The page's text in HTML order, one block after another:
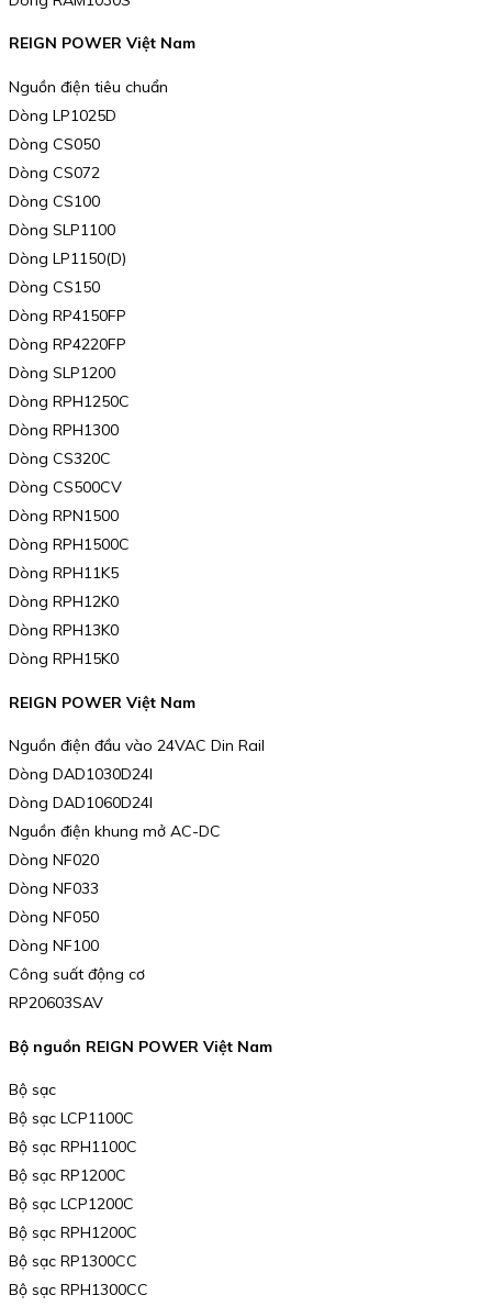
REIGN POWER Việt Nam
Nguồn điện tiêu chuẩn
Dòng LP1025D
Dòng CS050
Dòng CS072
Dòng CS100
Dòng SLP1100
Dòng LP1150(D)
Dòng CS150
Dòng RP4150FP
Dòng RP4220FP
Dòng SLP1200
Dòng RPH1250C
Dòng RPH1300
Dòng CS320C
Dòng CS500CV
Dòng RPN1500
Dòng RPH1500C
Dòng RPH11K5
Dòng RPH12K0
Dòng RPH13K0
Dòng RPH15K0
REIGN POWER Việt Nam
Nguồn điện đầu vào 24VAC Din Rail
Dòng DAD1030D24I
Dòng DAD1060D24I
Nguồn điện khung mở AC-DC
Dòng NF020
Dòng NF033
Dòng NF050
Dòng NF100
Công suất động cơ
RP20603SAV
Bộ nguồn REIGN POWER Việt Nam
Bộ sạc
Bộ sạc LCP1100C
Bộ sạc RPH1100C
Bộ sạc RP1200C
Bộ sạc LCP1200C
Bộ sạc RPH1200C
Bộ sạc RP1300CC
Bộ sạc RPH1300CC